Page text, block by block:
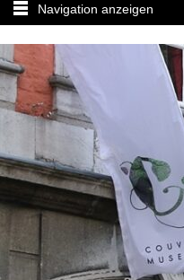
Navigation anzeigen